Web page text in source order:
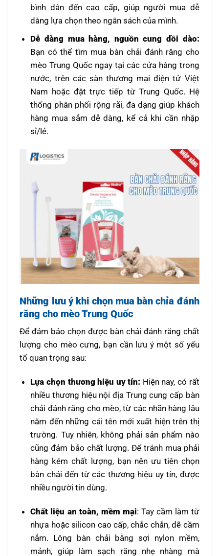
bình dân đến cao cấp, giúp người mua dễ
dàng lựa chọn theo ngân sách của mình.
Dễ dàng mua hàng, nguồn cung dồi dào:
Bạn có thể tìm mua bàn chải đánh răng cho
mèo Trung Quốc ngay tại các cửa hàng trong
nước, trên các sàn thương mại điện tử Việt
Nam hoặc đặt trực tiếp từ Trung Quốc. Hệ
thống phân phối rộng rãi, đa dạng giúp khách
hàng mua sắm dễ dàng, kể cả khi cần nhập
sỉ/lẻ.
Những lưu ý khi chọn mua bàn chỉa đánh
răng cho mèo Trung Quốc
Để đảm bảo chọn được bàn chải đánh răng chất
lượng cho mèo cưng, bạn cần lưu ý một số yếu
tố quan trọng sau:
Lựa chọn thương hiệu uy tín: Hiện nay, có rất
nhiều thương hiệu nội địa Trung cung cấp bàn
chải đánh răng cho mèo, từ các nhãn hàng lâu
năm đến những cái tên mới xuất hiện trên thị
trường. Tuy nhiên, không phải sản phẩm nào
cũng đảm bảo chất lượng. Để tránh mua phải
hàng kém chất lượng, bạn nên ưu tiên chọn
bàn chải đến từ các thương hiệu uy tín, được
nhiều người tin dùng.
Chất liệu an toàn, mềm mại: Tay cầm làm từ
nhựa hoặc silicon cao cấp, chắc chắn, dễ cầm
nắm. Lông bàn chải bằng sợi nylon mềm,
mảnh, giúp làm sạch răng nhẹ nhàng mà